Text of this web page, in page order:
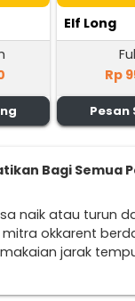
Elf Long
Rp
Pesan
Bagi Semua
naik atau turun
okkarent
jarak